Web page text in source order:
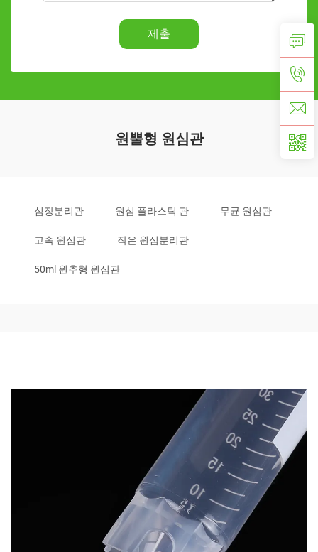
제출
원뿔형 원심관
심장분리관 원심 플라스틱 관 무균 원심관
고속 원심관 작은 원심분리관
50ml 원추형 원심관